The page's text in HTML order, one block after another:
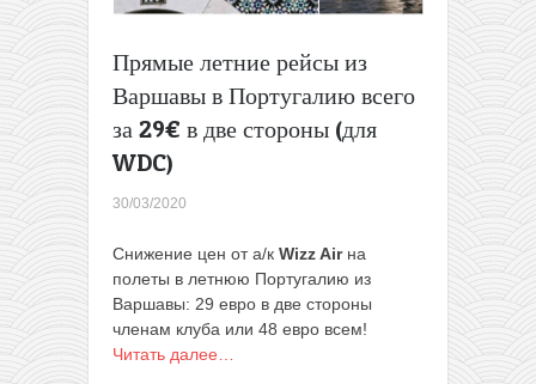
Прямые летние рейсы из
Варшавы в Португалию всего
за 29€ в две стороны (для
WDC)
30/03/2020
Снижение цен от а/к Wizz Airна
полеты в летнюю Португалию из
Варшавы: 29 евро в две стороны
членам клуба или 48 евро всем!
Читать далее…